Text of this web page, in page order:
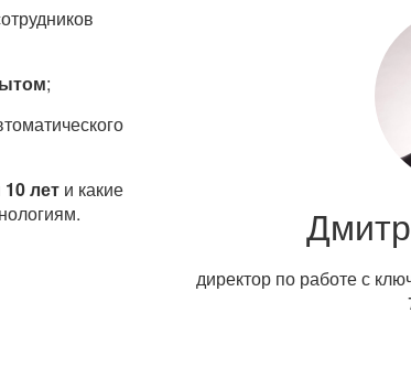
;
10 лет и какие
директор по работе с